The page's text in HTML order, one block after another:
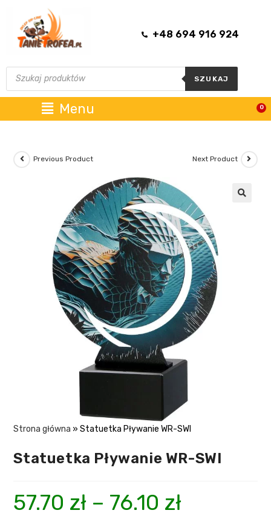
+48 694 916 924
SZUKAJ
Menu 0
Previous Product Next Product
Strona główna »Statuetka Pływanie WR-SWI
Statuetka Pływanie WR-SWI
57.70 zł – 76.10 zł